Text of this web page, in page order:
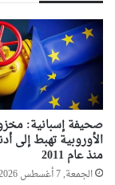
صحيفة إسبانية:
الأوروبية تهبط إلى
منذ عام 2011
الجمعة, 7 أغسطس 2026, 16:10